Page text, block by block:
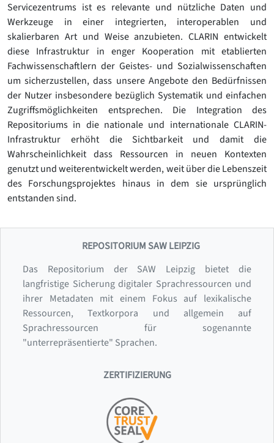
Servicezentrums ist es relevante und nützliche Daten und
Werkzeuge in einer integrierten, interoperablen und
skalierbaren Art und Weise anzubieten. CLARIN entwickelt
diese Infrastruktur in enger Kooperation mit etablierten
Fachwissenschaftlern der Geistes- und Sozialwissenschaften
um sicherzustellen, dass unsere Angebote den Bedürfnissen
der Nutzer insbesondere bezüglich Systematik und einfachen
Zugriffsmöglichkeiten entsprechen. Die Integration des
Repositoriums in die nationale und internationale CLARIN-
Infrastruktur erhöht die Sichtbarkeit und damit die
Wahrscheinlichkeit dass Ressourcen in neuen Kontexten
genutzt und weiterentwickelt werden, weit über die Lebenszeit
des Forschungsprojektes hinaus in dem sie ursprünglich
entstanden sind.
REPOSITORIUM SAW LEIPZIG
Das Repositorium der SAW Leipzig bietet die
langfristige Sicherung digitaler Sprachressourcen und
ihrer Metadaten mit einem Fokus auf lexikalische
Ressourcen, Textkorpora und allgemein auf
Sprachressourcen für sogenannte
"unterrepräsentierte" Sprachen.
ZERTIFIZIERUNG